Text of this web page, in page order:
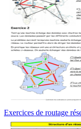
Exercices de routage